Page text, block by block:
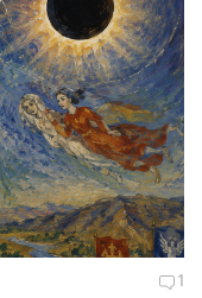
1